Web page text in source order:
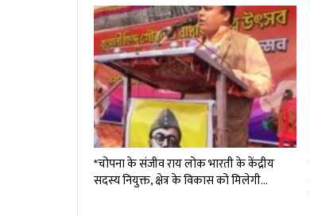
*चोपना के संजीव राय लोक भारती के केंद्रीय
सदस्य नियुक्त, क्षेत्र के विकास को मिलेगी…